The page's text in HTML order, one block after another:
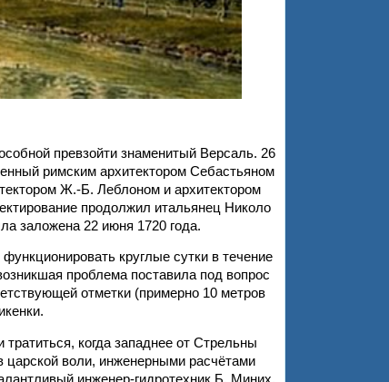
превзойти знаменитый Версаль. 26
римским архитектором Себастьяном
Ж.-Б. Леблоном и архитектором
продолжил итальянец Николо
заложена 22 июня 1720 года.
круглые сутки в течение
проблема поставила под вопрос
отметки (примерно 10 метров
когда западнее от Стрельны
царской воли, инженерными расчётами